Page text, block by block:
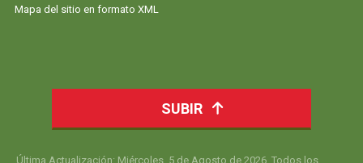
Mapa del sitio en formato XML
SUBIR
Última Actualización: Miércoles, 5 de Agosto de 2026. Todos los